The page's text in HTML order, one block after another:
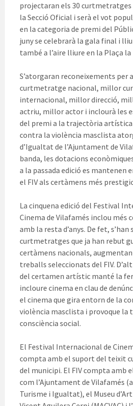
projectaran els 30 curtmetratges
la Secció Oficial i serà el vot
en la categoria de premi del
juny se celebrarà la gala final i
també a l’aire lliure en la Plaça
S’atorgaran reconeixements per
curtmetratge nacional, millor
internacional, millor direcció,
actriu, millor actor i inclourà les
del premi a la trajectòria
contra la violència masclista
d’Igualtat de l’Ajuntament de
banda, les dotacions
a la passada edició es mantenen
el FIV als certàmens més
La cinquena edició del Festival
Cinema de Vilafamés inclou més
amb la resta d’anys. De fet,
curtmetratges que ja han rebut
certàmens nacionals,
treballs seleccionats del FIV.
del certamen artístic manté la
incloure cinema en clau de
el cinema que gira entorn de la
violència masclista i provoque la
consciència social.
El Festival Internacional de
compta amb el suport del teixit
del municipi. El FIV compta amb
com l’Ajuntament de Vilafamés
Turisme i Igualtat), el Museu